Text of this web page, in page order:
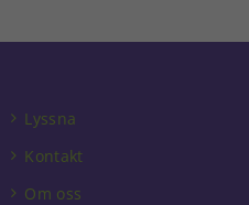
Lyssna
Kontakt
Om oss